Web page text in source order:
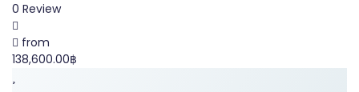
0 Review
from
138,600.00฿